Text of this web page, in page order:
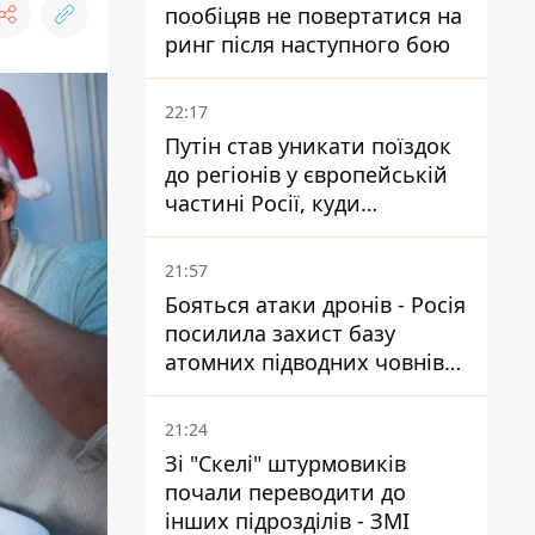
пообіцяв не повертатися на
ринг після наступного бою
22:17
Путін став уникати поїздок
до регіонів у європейській
частині Росії, куди
регулярно долітають дрони
21:57
Бояться атаки дронів - Росія
посилила захист базу
атомних підводних човнів
за 7400 км від України
21:24
Зі "Скелі" штурмовиків
почали переводити до
інших підрозділів - ЗМІ